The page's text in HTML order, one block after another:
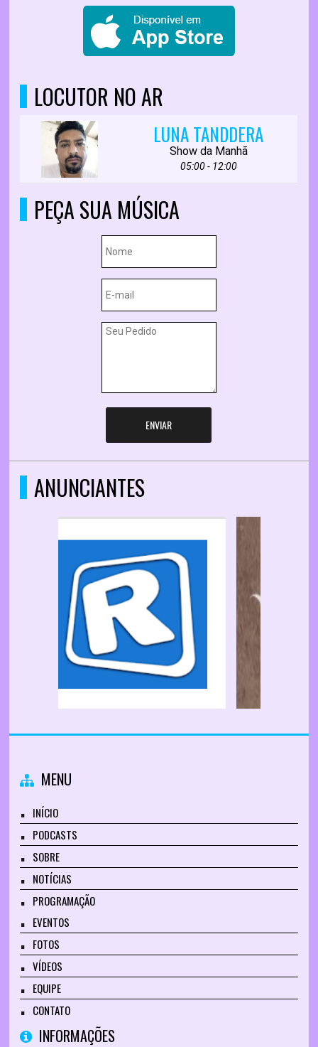
LOCUTOR NO AR
LUNA TANDDERA
Show da Manhã
05:00 - 12:00
PEÇA SUA MÚSICA
ENVIAR
ANUNCIANTES
MENU
INÍCIO
PODCASTS
SOBRE
NOTÍCIAS
PROGRAMAÇÃO
EVENTOS
FOTOS
VÍDEOS
EQUIPE
CONTATO
INFORMAÇÕES